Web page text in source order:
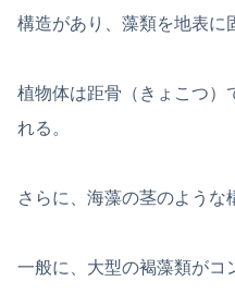
構造があり、藻類を地表に
植物体は距骨（きょこつ）
れる。
さらに、海藻の茎のような
一般に、大型の褐藻類がコ